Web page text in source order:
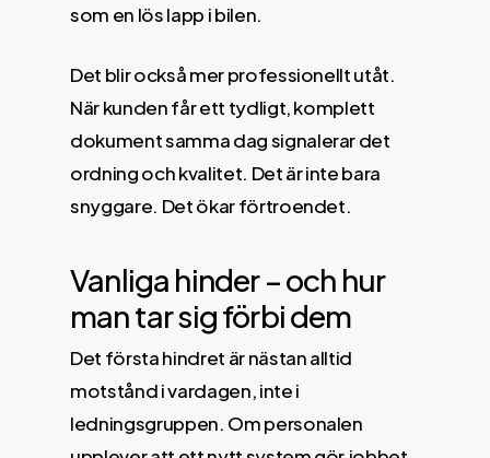
som en lös lapp i bilen.
Det blir också mer professionellt utåt.
När kunden får ett tydligt, komplett
dokument samma dag signalerar det
ordning och kvalitet. Det är inte bara
snyggare. Det ökar förtroendet.
Vanliga hinder – och hur
man tar sig förbi dem
Det första hindret är nästan alltid
motstånd i vardagen, inte i
ledningsgruppen. Om personalen